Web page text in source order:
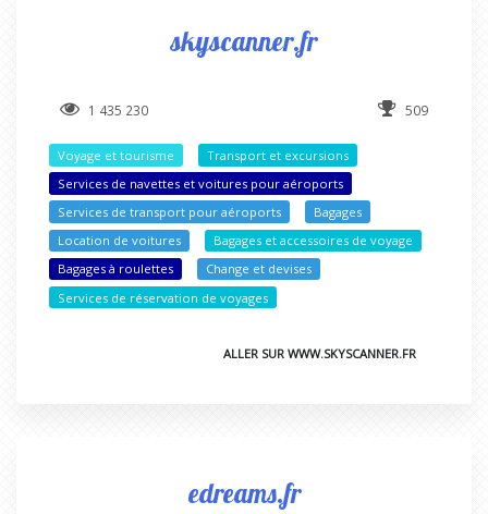
skyscanner.fr
1 435 230 509
Voyage et tourisme
Transport et excursions
Services de navettes et voitures pour aéroports
Services de transport pour aéroports
Bagages
Location de voitures
Bagages et accessoires de voyage
Bagages à roulettes
Change et devises
Services de réservation de voyages
ALLER SUR WWW.SKYSCANNER.FR
edreams.fr